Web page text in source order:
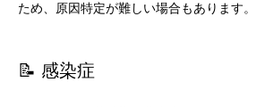
ため、原因特定が難しい場合もあります。
📝 感染症